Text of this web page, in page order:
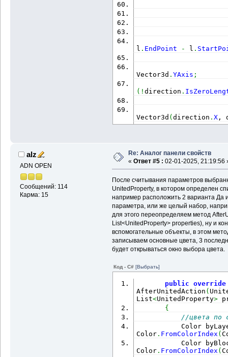
l . EndPoint - l .
Vector3d .YAxis ;
( !direction .
Vector3d (direction .X ,
proj.TransformBy(
Vector3d. ZAxis,
l .TransformBy(Matrix3d
l.StartPoint) );
}
alz
ADN OPEN
Сообщений: 114
Карма: 15
Re: Аналог панели свойств
« Ответ #5 : 02-01-2025, 21:19:56
После считывания параметров
UnitedProperty, в котором определен
например расположить 2 варианта Да
параметра, или же целый набор,
для этого переопределяем метод
List<UnitedProperty> properties), ну и
вспомогательные объекты, в этом
записываем основные цвета, 3
будет открываться окно выбора цвета.
Код - C# [Выбрать]
public
override
AfterUnitedAction (
List<UnitedProperty>
{
//цвета по
Color
Color . FromColorIndex (
Color
Color . FromColorIndex (